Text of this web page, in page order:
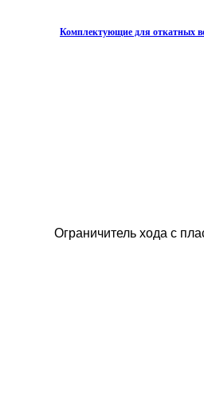
Комплектующие для откатных
Ограничитель хода с